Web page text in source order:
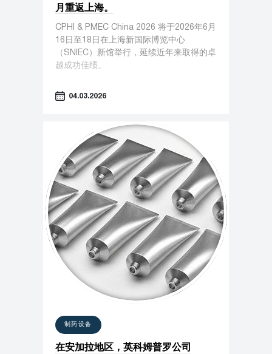
月重返上海。
CPHI & PMEC China 2026 将于2026年6月
16日至18日在上海新国际博览中心
（SNIEC）新馆举行，延续近年来取得的卓
越成功佳绩。
04.03.2026
制药设备
在安加拉地区，英科姆普罗公司